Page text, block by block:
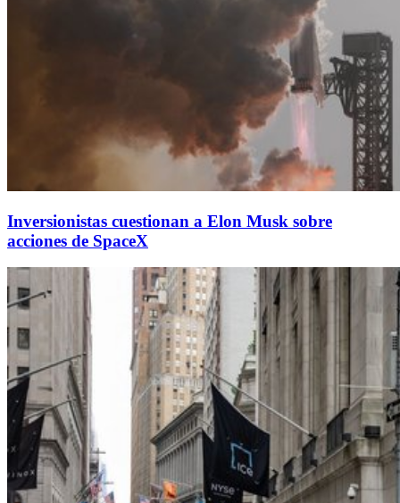
Inversionistas cuestionan a Elon Musk sobre
acciones de SpaceX